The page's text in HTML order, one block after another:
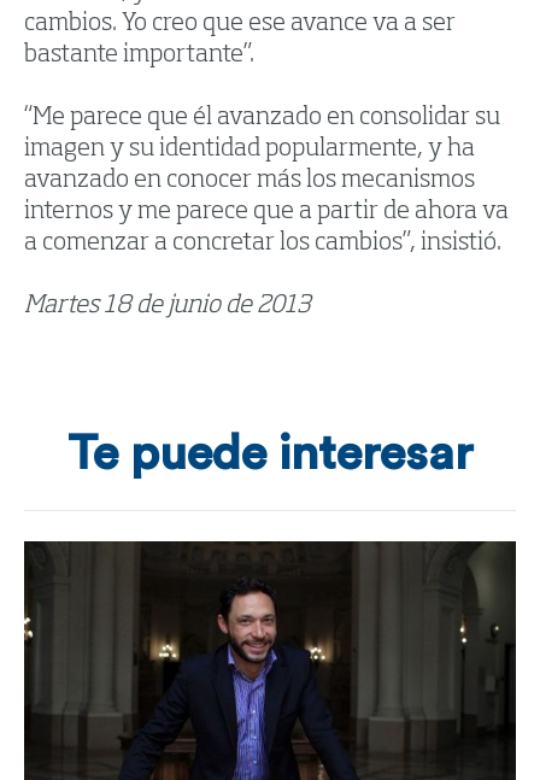
cambios. Yo creo que ese avance va a ser
bastante importante”.
“Me parece que él avanzado en consolidar su
imagen y su identidad popularmente, y ha
avanzado en conocer más los mecanismos
internos y me parece que a partir de ahora va
a comenzar a concretar los cambios”, insistió.
Martes 18 de junio de 2013
Te puede interesar